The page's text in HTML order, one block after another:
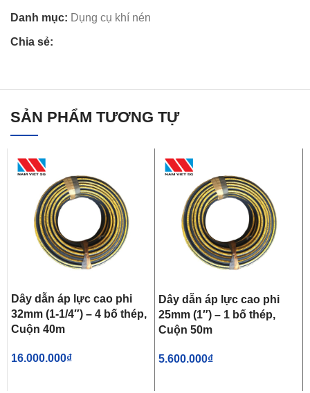
Danh mục: Dụng cụ khí nén
Chia sẻ:
SẢN PHẨM TƯƠNG TỰ
Dây dẫn áp lực cao phi
32mm (1-1/4″) – 4 bố thép,
Cuộn 40m
16.000.000₫
Dây dẫn áp lực cao phi
25mm (1″) – 1 bố thép,
Cuộn 50m
5.600.000₫